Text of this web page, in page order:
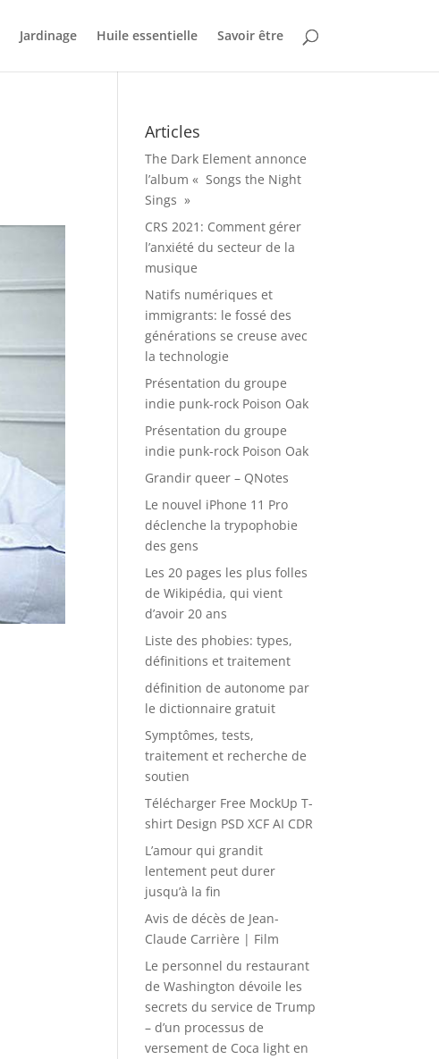
Jardinage Huile essentielle Savoir être
Articles
The Dark Element annonce
l’album « Songs the Night
Sings »
CRS 2021: Comment gérer
l’anxiété du secteur de la
musique
Natifs numériques et
immigrants: le fossé des
générations se creuse avec
la technologie
Présentation du groupe
indie punk-rock Poison Oak
Présentation du groupe
indie punk-rock Poison Oak
Grandir queer – QNotes
Le nouvel iPhone 11 Pro
déclenche la trypophobie
des gens
Les 20 pages les plus folles
de Wikipédia, qui vient
d’avoir 20 ans
Liste des phobies: types,
définitions et traitement
définition de autonome par
le dictionnaire gratuit
Symptômes, tests,
traitement et recherche de
soutien
Télécharger Free MockUp T-
shirt Design PSD XCF AI CDR
L’amour qui grandit
lentement peut durer
jusqu’à la fin
Avis de décès de Jean-
Claude Carrière | Film
Le personnel du restaurant
de Washington dévoile les
secrets du service de Trump
– d’un processus de
versement de Coca light en